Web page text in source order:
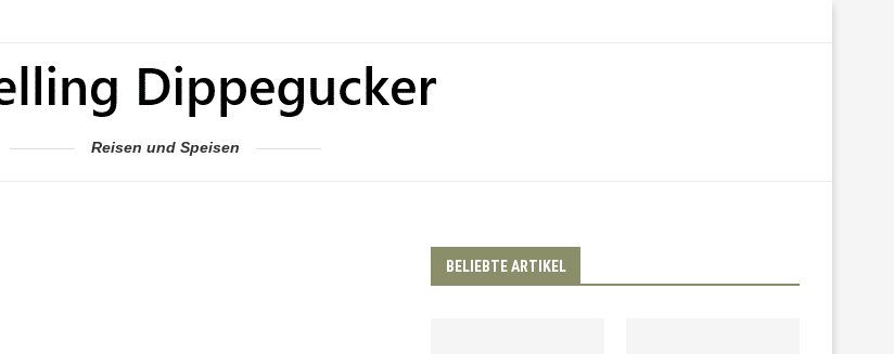
Reisen und Speisen
BELIEBTE ARTIKEL